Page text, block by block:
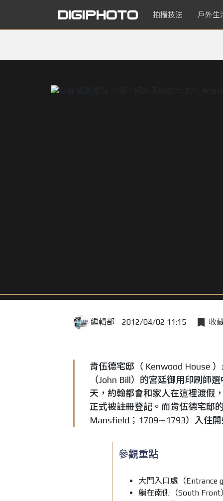
拍攝技法 戶外生
編輯部 2012/04/02 11:15 收
肯伍德宅邸（ Kenwood House
（John Bill）的宮廷御用印刷師
天，約翰都會和家人在這裡渡假
正式被註冊登記。而肯伍德宅邸
Mansfield；1709∼1793）入住
參觀重點
大門入口處（Entrance
躺在南側（South